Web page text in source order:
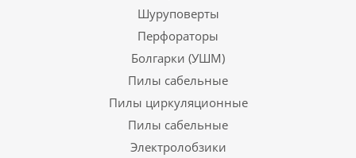
Шуруповерты
Перфораторы
Болгарки (УШМ)
Пилы сабельные
Пилы циркуляционные
Пилы сабельные
Электролобзики